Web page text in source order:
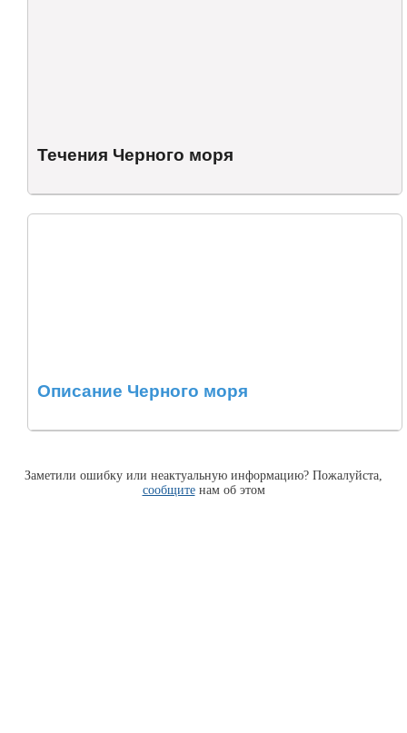
Течения Черного моря
Описание Черного моря
Заметили ошибку или неактуальную информацию? Пожалуйста,
сообщитенам об этом